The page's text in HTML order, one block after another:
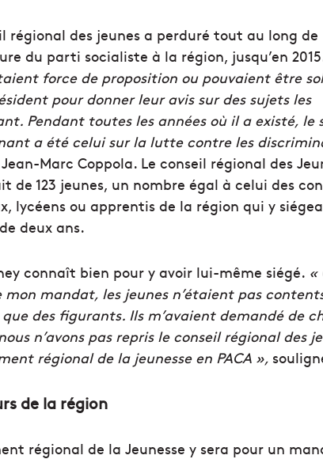
régional des jeunes a perduré tout au long de
du parti socialiste à la région, jusqu’en
force de proposition ou pouvaient être
pour donner leur avis sur des sujets les
Pendant toutes les années où il a existé, le
a été celui sur la lutte contre les
Marc Coppola. Le conseil régional des
de 123 jeunes, un nombre égal à celui des
lycéens ou apprentis de la région qui y
deux ans.
connaît bien pour y avoir lui-même siégé. «
mon mandat, les jeunes n’étaient pas
des figurants. Ils m’avaient demandé de
n’avons pas repris le conseil régional des
régional de la jeunesse en PACA »,
de la région
régional de la Jeunesse y sera pour un